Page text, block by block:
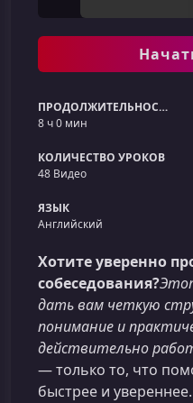
ПРОДОЛЖИТЕЛЬНОСТЬ
8 ч 0 мин
КОЛИЧЕСТВО УРОКОВ
48 Видео
ЯЗЫК
Английский
Хотите уверенно
собеседования?
дать вам четкую
понимание и
действительно
— только то, что
быстрее и увереннее.